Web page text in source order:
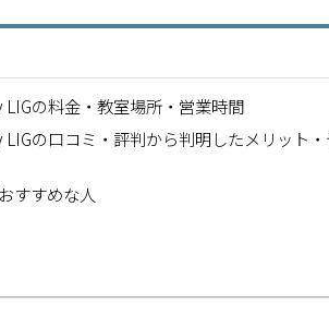
の料金・教室場所・営業時間
の口コミ・評判から判明したメリット
すすめな人